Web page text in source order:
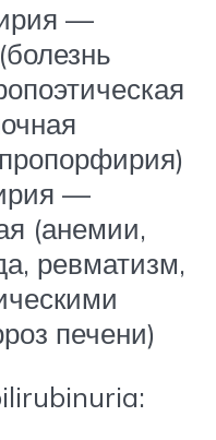
—
—
(анемии,
ревматизм,
печени)